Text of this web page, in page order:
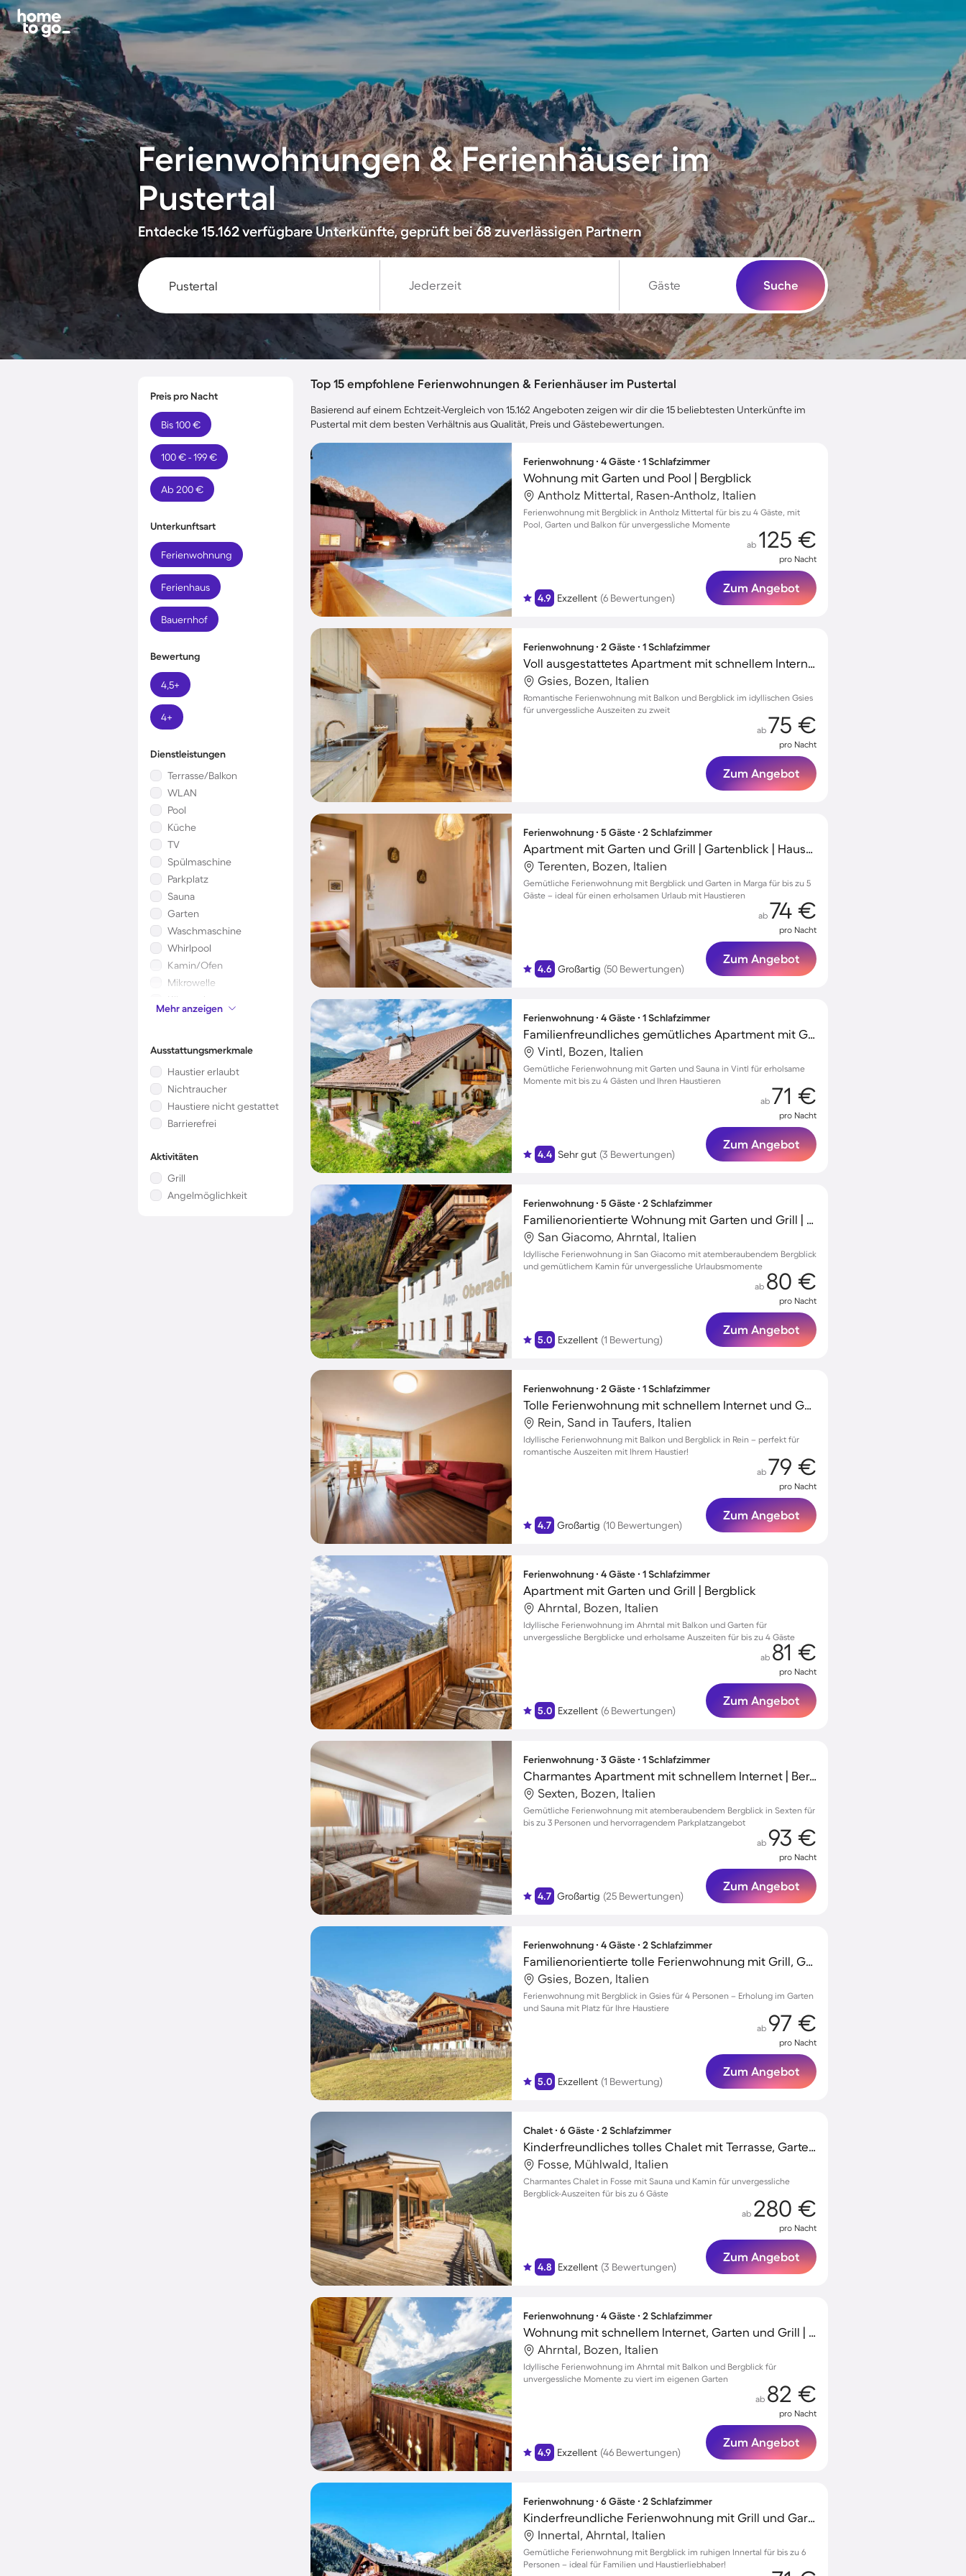
Ferienwohnungen & Ferienhäuser im
Pustertal
Entdecke 15.162 verfügbare Unterkünfte, geprüft bei 68 zuverlässigen Partnern
Jederzeit Gäste Suche
Preis pro Nacht
Bis 100 €
100 € - 199 €
Ab 200 €
Unterkunftsart
Ferienwohnung
Ferienhaus
Bauernhof
Bewertung
4,5+
4+
Dienstleistungen
Terrasse/Balkon
WLAN
Pool
Küche
TV
Spülmaschine
Parkplatz
Sauna
Garten
Waschmaschine
Whirlpool
Kamin/Ofen
Mikrowelle
Klimaanlage
Kinderbett
Mehr anzeigen
Ausstattungsmerkmale
Haustier erlaubt
Nichtraucher
Haustiere nicht gestattet
Barrierefrei
Aktivitäten
Grill
Angelmöglichkeit
Top 15 empfohlene Ferienwohnungen & Ferienhäuser im Pustertal
Basierend auf einem Echtzeit-Vergleich von 15.162 Angeboten zeigen wir dir die 15 beliebtesten Unterkünfte im
Pustertal mit dem besten Verhältnis aus Qualität, Preis und Gästebewertungen.
Ferienwohnung ∙ 4 Gäste ∙ 1 Schlafzimmer
Wohnung mit Garten und Pool | Bergblick
Antholz Mittertal, Rasen-Antholz, Italien
Ferienwohnung mit Bergblick in Antholz Mittertal für bis zu 4 Gäste, mit
Pool, Garten und Balkon für unvergessliche Momente
4.9 Exzellent (6 Bewertungen)
ab 125 €
pro Nacht
Zum Angebot
Ferienwohnung ∙ 2 Gäste ∙ 1 Schlafzimmer
Voll ausgestattetes Apartment mit schnellem Internet, Grill und Garten | Bergblick
Gsies, Bozen, Italien
Romantische Ferienwohnung mit Balkon und Bergblick im idyllischen Gsies
für unvergessliche Auszeiten zu zweit
ab 75 €
pro Nacht
Zum Angebot
Ferienwohnung ∙ 5 Gäste ∙ 2 Schlafzimmer
Apartment mit Garten und Grill | Gartenblick | Haustiere erlaubt
Terenten, Bozen, Italien
Gemütliche Ferienwohnung mit Bergblick und Garten in Marga für bis zu 5
Gäste – ideal für einen erholsamen Urlaub mit Haustieren
4.6 Großartig (50 Bewertungen)
ab 74 €
pro Nacht
Zum Angebot
Ferienwohnung ∙ 4 Gäste ∙ 1 Schlafzimmer
Familienfreundliches gemütliches Apartment mit Grill, Garten und Sauna | Ideal für Homeoffice | Haustiere sind willkommen
Vintl, Bozen, Italien
Gemütliche Ferienwohnung mit Garten und Sauna in Vintl für erholsame
Momente mit bis zu 4 Gästen und Ihren Haustieren
4.4 Sehr gut (3 Bewertungen)
ab 71 €
pro Nacht
Zum Angebot
Ferienwohnung ∙ 5 Gäste ∙ 2 Schlafzimmer
Familienorientierte Wohnung mit Garten und Grill | Flussblick | Haustierfreundlich
San Giacomo, Ahrntal, Italien
Idyllische Ferienwohnung in San Giacomo mit atemberaubendem Bergblick
und gemütlichem Kamin für unvergessliche Urlaubsmomente
5.0 Exzellent (1 Bewertung)
ab 80 €
pro Nacht
Zum Angebot
Ferienwohnung ∙ 2 Gäste ∙ 1 Schlafzimmer
Tolle Ferienwohnung mit schnellem Internet und Garten | Bergblick | Nah am Skifahren | Hunde erlaubt
Rein, Sand in Taufers, Italien
Idyllische Ferienwohnung mit Balkon und Bergblick in Rein – perfekt für
romantische Auszeiten mit Ihrem Haustier!
4.7 Großartig (10 Bewertungen)
ab 79 €
pro Nacht
Zum Angebot
Ferienwohnung ∙ 4 Gäste ∙ 1 Schlafzimmer
Apartment mit Garten und Grill | Bergblick
Ahrntal, Bozen, Italien
Idyllische Ferienwohnung im Ahrntal mit Balkon und Garten für
unvergessliche Bergblicke und erholsame Auszeiten für bis zu 4 Gäste
5.0 Exzellent (6 Bewertungen)
ab 81 €
pro Nacht
Zum Angebot
Ferienwohnung ∙ 3 Gäste ∙ 1 Schlafzimmer
Charmantes Apartment mit schnellem Internet | Bergblick
Sexten, Bozen, Italien
Gemütliche Ferienwohnung mit atemberaubendem Bergblick in Sexten für
bis zu 3 Personen und hervorragendem Parkplatzangebot
4.7 Großartig (25 Bewertungen)
ab 93 €
pro Nacht
Zum Angebot
Ferienwohnung ∙ 4 Gäste ∙ 2 Schlafzimmer
Familienorientierte tolle Ferienwohnung mit Grill, Garten und schnellem Internet | Bergblick | Ideal für Homeoffice | Haustiere erlaubt
Gsies, Bozen, Italien
Ferienwohnung mit Bergblick in Gsies für 4 Personen – Erholung im Garten
und Sauna mit Platz für Ihre Haustiere
5.0 Exzellent (1 Bewertung)
ab 97 €
pro Nacht
Zum Angebot
Chalet ∙ 6 Gäste ∙ 2 Schlafzimmer
Kinderfreundliches tolles Chalet mit Terrasse, Garten und schnellem Internet | Bergblick
Fosse, Mühlwald, Italien
Charmantes Chalet in Fosse mit Sauna und Kamin für unvergessliche
Bergblick-Auszeiten für bis zu 6 Gäste
4.8 Exzellent (3 Bewertungen)
ab 280 €
pro Nacht
Zum Angebot
Ferienwohnung ∙ 4 Gäste ∙ 2 Schlafzimmer
Wohnung mit schnellem Internet, Garten und Grill | Gartenblick
Ahrntal, Bozen, Italien
Idyllische Ferienwohnung im Ahrntal mit Balkon und Bergblick für
unvergessliche Momente zu viert im eigenen Garten
4.9 Exzellent (46 Bewertungen)
ab 82 €
pro Nacht
Zum Angebot
Ferienwohnung ∙ 6 Gäste ∙ 2 Schlafzimmer
Kinderfreundliche Ferienwohnung mit Grill und Garten | Gartenblick | Skifahren in der Nähe | Haustiere sind willkommen
Innertal, Ahrntal, Italien
Gemütliche Ferienwohnung mit Bergblick im ruhigen Innertal für bis zu 6
Personen – ideal für Familien und Haustierliebhaber!